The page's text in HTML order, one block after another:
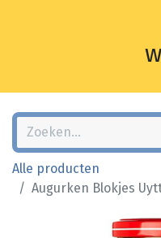
Alle producten
Augurken Blokjes